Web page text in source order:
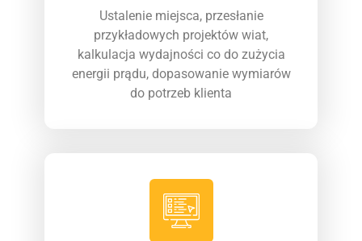
Ustalenie miejsca, przesłanie
przykładowych projektów wiat,
kalkulacja wydajności co do zużycia
energii prądu, dopasowanie wymiarów
do potrzeb klienta